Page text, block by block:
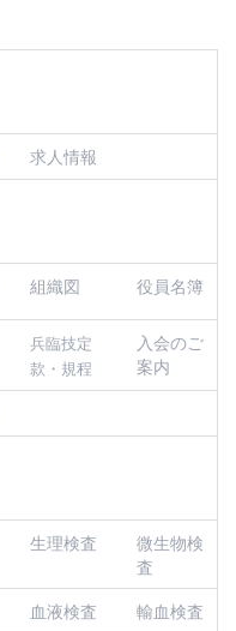
求人情報
組織図 役員名簿
兵臨技定
款・規程
入会のご
案内
生理検査
微生物検
査
血液検査
輸血検査